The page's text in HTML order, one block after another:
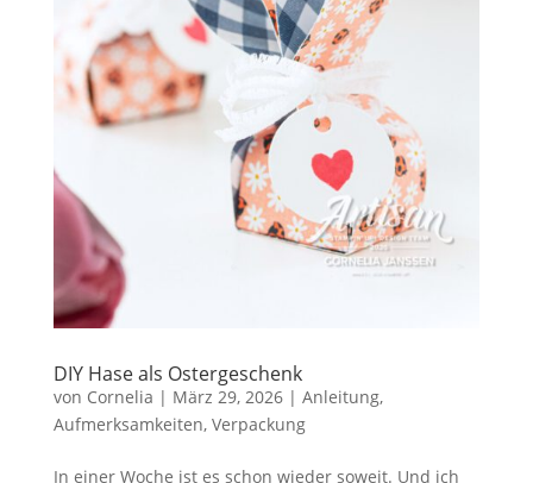
DIY Hase als Ostergeschenk
von Cornelia | März 29, 2026| Anleitung,
Aufmerksamkeiten, Verpackung
In einer Woche ist es schon wieder soweit. Und ich